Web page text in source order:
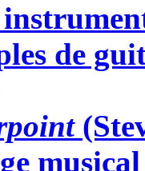
de
musical